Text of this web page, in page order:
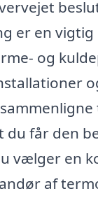
er en
og
du får den
vælger en
af